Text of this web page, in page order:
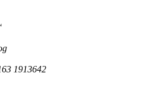
1913642